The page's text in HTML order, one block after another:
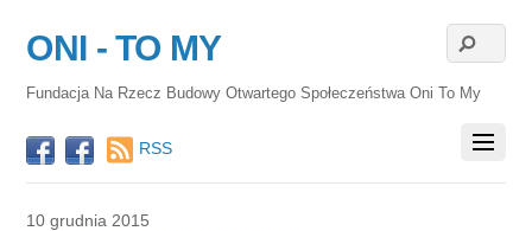
ONI - TO MY
Fundacja Na Rzecz Budowy Otwartego Społeczeństwa Oni To My
RSS
10 grudnia 2015